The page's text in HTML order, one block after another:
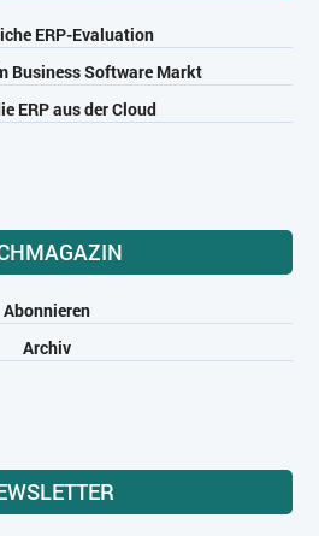
ERP-Evaluation
Business Software Markt
ERP aus der Cloud
Abonnieren
Archiv